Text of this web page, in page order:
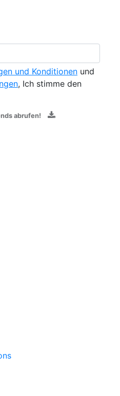
und Konditionen und
, Ich stimme den
abrufen!